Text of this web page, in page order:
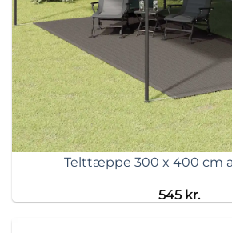
Telttæppe 300 x 400 cm
545 kr.